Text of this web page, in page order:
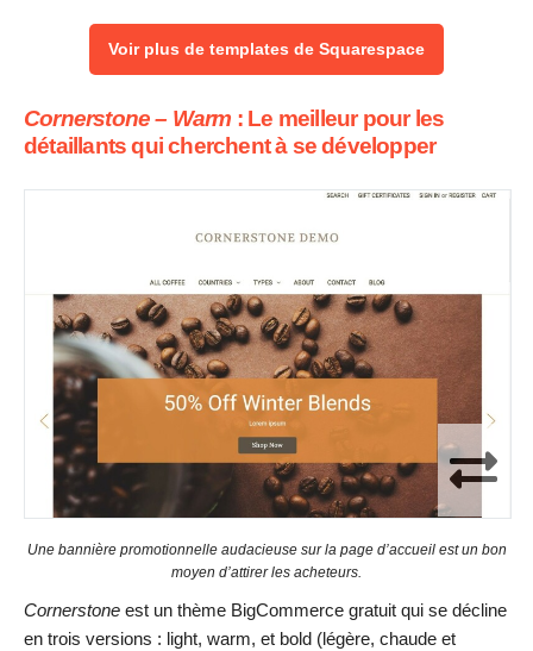
Voir plus de templates de Squarespace
Cornerstone – Warm : Le meilleur pour les
détaillants qui cherchent à se développer
Une bannière promotionnelle audacieuse sur la page d’accueil est un bon
moyen d’attirer les acheteurs.
Cornerstone est un thème BigCommerce gratuit qui se décline
en trois versions : light, warm, et bold (légère, chaude et